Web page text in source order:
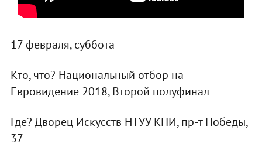
17 февраля, суббота
Кто, что? Национальный отбор на
Евровидение 2018, Второй полуфинал
Где? Дворец Искусств НТУУ КПИ, пр-т Победы,
37